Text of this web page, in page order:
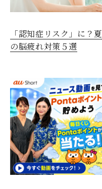
「認知症リスク」に？夏
の脳疲れ対策５選